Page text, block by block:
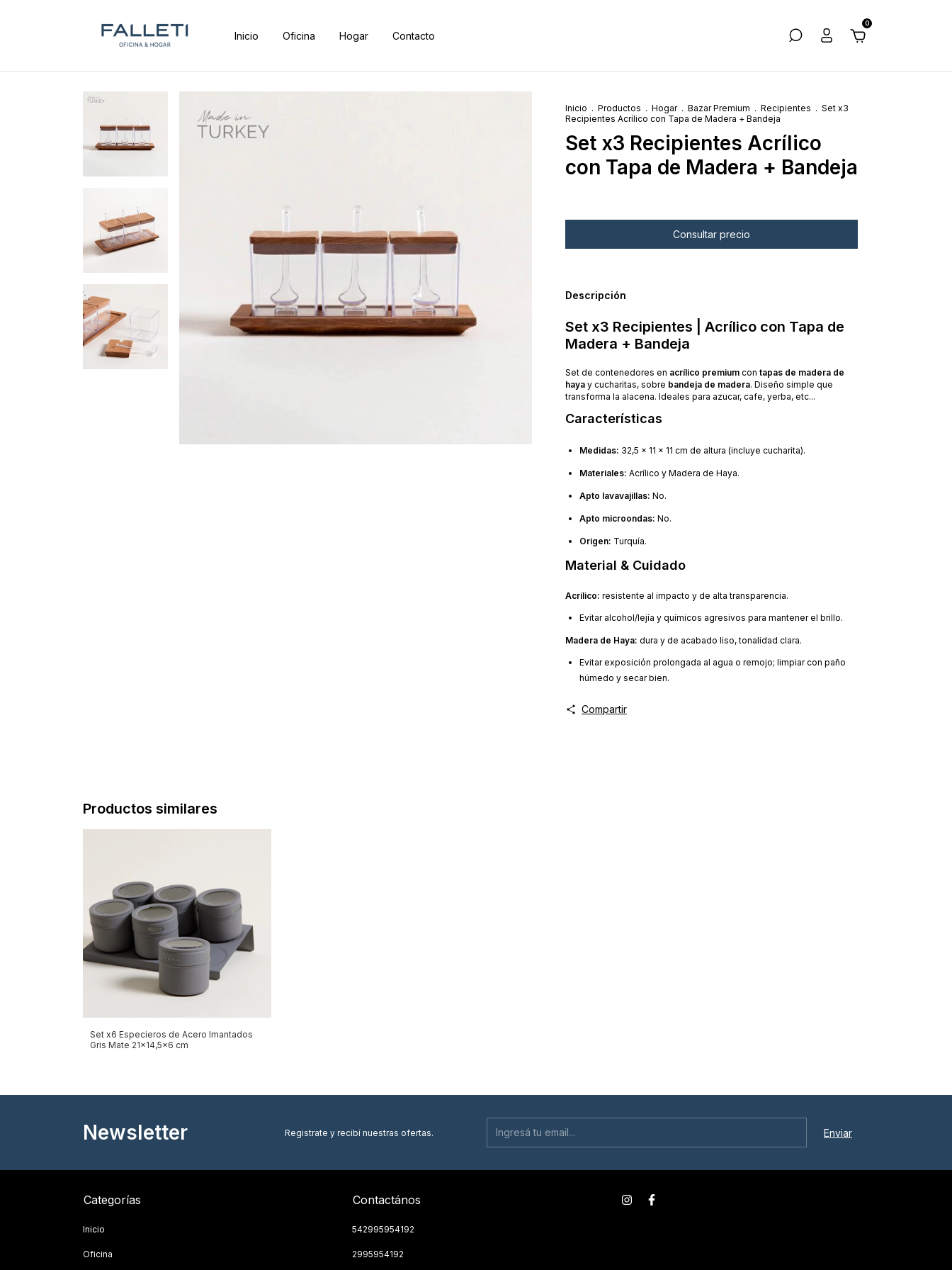
Inicio Oficina Hogar Contacto
0
Inicio . Productos . Hogar . Bazar Premium . Recipientes . Set x3
Recipientes Acrílico con Tapa de Madera + Bandeja
Set x3 Recipientes Acrílico
con Tapa de Madera + Bandeja
Descripción
Set x3 Recipientes | Acrílico con Tapa de
Madera + Bandeja
Set de contenedores en acrílico premium con tapas de madera de
haya y cucharitas, sobre bandeja de madera. Diseño simple que
transforma la alacena. Ideales para azucar, cafe, yerba, etc...
Características
Medidas: 32,5 x 11 x 11 cm de altura (incluye cucharita).
Materiales: Acrílico y Madera de Haya.
Apto lavavajillas: No.
Apto microondas: No.
Origen: Turquía.
Material & Cuidado
Acrílico: resistente al impacto y de alta transparencia.
Evitar alcohol/lejía y químicos agresivos para mantener el brillo.
Madera de Haya: dura y de acabado liso, tonalidad clara.
Evitar exposición prolongada al agua o remojo; limpiar con paño
húmedo y secar bien.
Compartir
Productos similares
Set x6 Especieros de Acero Imantados
Gris Mate 21x14,5x6 cm
Newsletter Registrate y recibí nuestras ofertas.
Categorías
Inicio
Oficina
Contactános
542995954192
2995954192